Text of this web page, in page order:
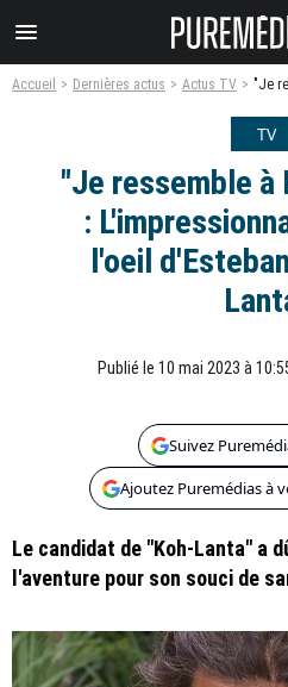
menu
Accueil Dernières actus Actus TV "Je
TV
"Je ressemble à
:
l'oeil
Publié le 10 mai 2023 à
Suivez
Ajoutez Puremédias à
Le candidat de "Koh-Lanta" a
l'aventure pour son souci de